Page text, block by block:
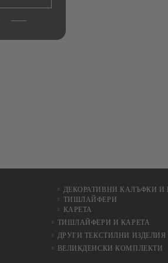
ДЕКОРАТИВНИ КАЛЪФКИ И
ТИШЛАЙФЕРИ
КАРЕТА
ТИШЛАЙФЕРИ И КАРЕТА
ДРУГИ ТЕКСТИЛНИ ИЗДЕЛИЯ
ВЕЛИКДЕНСКИ КОМПЛЕКТИ